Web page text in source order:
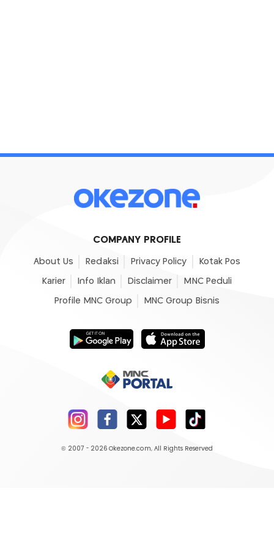
COMPANY PROFILE
About Us Redaksi Privacy Policy Kotak Pos
Karier Info Iklan Disclaimer MNC Peduli
Profile MNC Group MNC Group Bisnis
© 2007 - 2026 Okezone.com, All Rights Reserved